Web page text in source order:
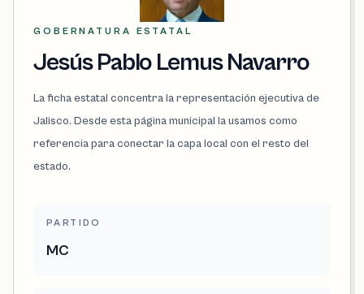
GOBERNATURA ESTATAL
Jesús Pablo Lemus Navarro
La ficha estatal concentra la representación ejecutiva de
Jalisco. Desde esta página municipal la usamos como
referencia para conectar la capa local con el resto del
estado.
PARTIDO
MC